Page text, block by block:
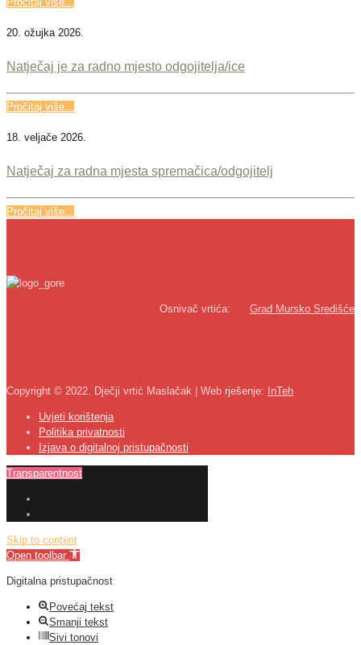
20. ožujka 2026.
Natječaj je za radno mjesto odgojitelja/ice
Pročitaj više...
18. veljače 2026.
Natječaj za radna mjesta spremačica/odgojitelj
Pročitaj više...
Osnivač vrtića: Grad Mursko Središće
Copyright © 2022. Dječji vrtić Maslačak | Web rješenje: InTeh
Uvjeti korištenja
Politika privatnosti
Izjava o digitalnoj pristupačnosti
Transparentnost
Skip to content
Open toolbar
Digitalna pristupačnost
Povećaj tekst
Smanji tekst
Sivi tonovi